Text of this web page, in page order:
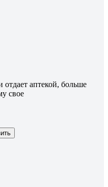
аптекой, больше
свое